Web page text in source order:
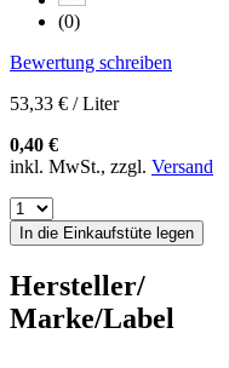
(0)
Bewertung schreiben
53,33 € / Liter
0,40 €
inkl. MwSt., zzgl. Versand
In die Einkaufstüte legen
Hersteller/
Marke/Label